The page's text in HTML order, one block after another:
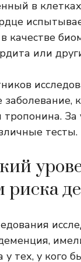
в
качестве
или
тропонина.
тесты.
у тех, у кого